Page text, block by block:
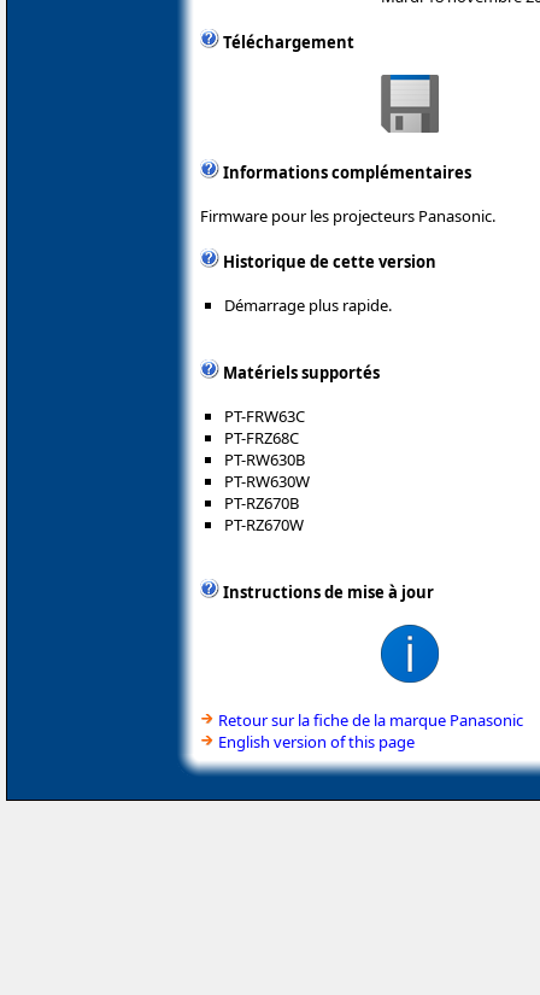
Téléchargement
Informations complémentaires
Firmware pour les projecteurs Panasonic.
Historique de cette version
Démarrage plus rapide.
Matériels supportés
PT-FRW63C
PT-FRZ68C
PT-RW630B
PT-RW630W
PT-RZ670B
PT-RZ670W
Instructions de mise à jour
Retour sur la fiche de la marque Panasonic
English version of this page